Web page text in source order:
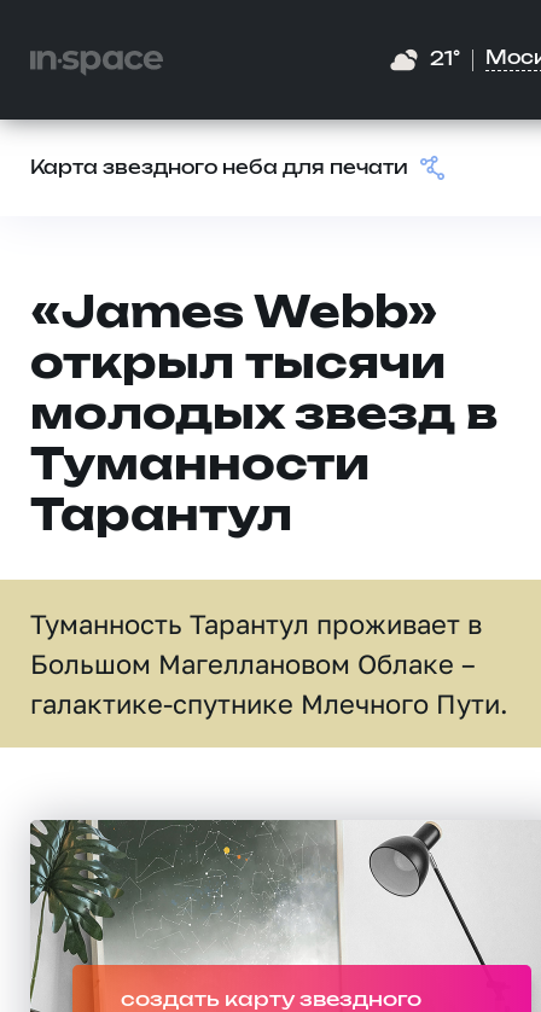
21°
Карта звездного неба для печати
«James Webb»
открыл тысячи
молодых звезд в
Туманности
Тарантул
Туманность Тарантул проживает в
Большом Магеллановом Облаке –
галактике-спутнике Млечного Пути.
создать карту звездного